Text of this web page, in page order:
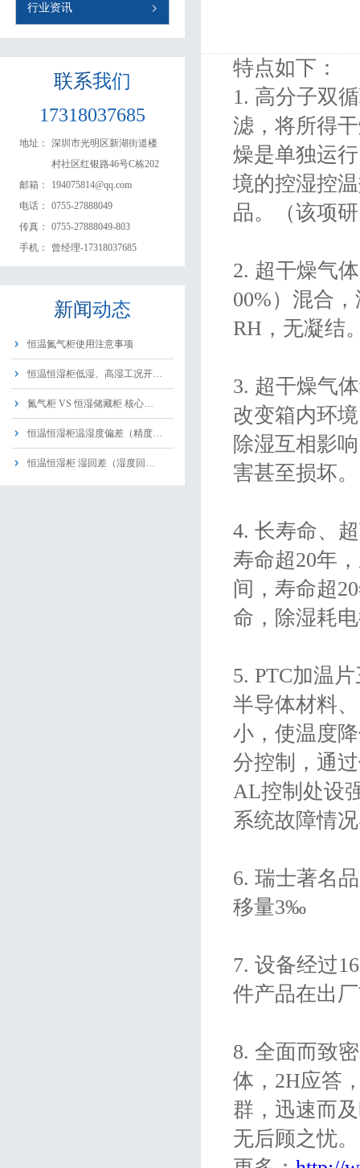
行业资讯
联系我们
17318037685
地址：
深圳市光明区新湖街道楼
村社区红银路46号C栋202
邮箱：
194075814@qq.com
电话：
0755-27888049
传真：
0755-27888049-803
手机：
曾经理-17318037685
新闻动态
恒温氮气柜使用注意事项
恒温恒湿柜低湿、高湿工况开…
氮气柜 VS 恒湿储藏柜 核心…
恒温恒湿柜温湿度偏差（精度…
恒温恒湿柜 湿回差（湿度回…
特点如下：
1. 高分子双
滤，将所得
燥是单独运
境的控湿控
品。（该项
2. 超干燥气
00%）混合
RH，无凝结
3. 超干燥气
改变箱内环
除湿互相影
害甚至损坏
4. 长寿命、
寿命超20年
间，寿命超
命，除湿耗
5. PTC加温
半导体材料
小，使温度
分控制，通
AL控制处设
系统故障情
6. 瑞士著名
移量3‰
7. 设备经过
件产品在出
8. 全面而致
体，2H应答
群，迅速而
无后顾之忧。